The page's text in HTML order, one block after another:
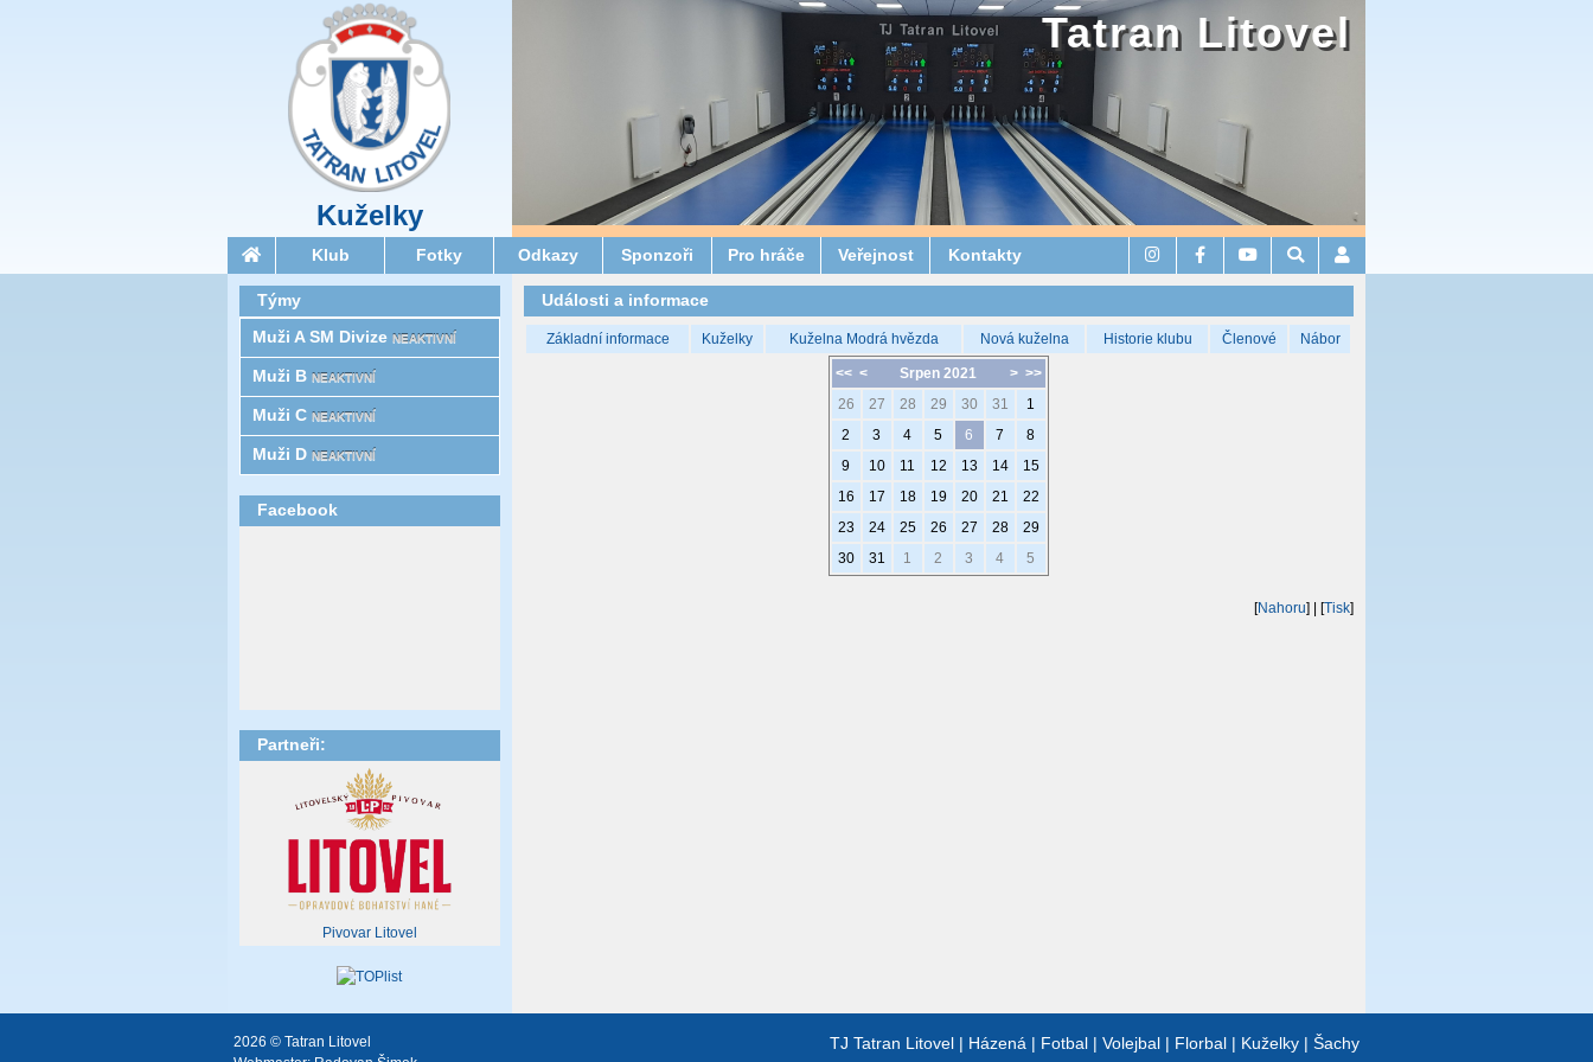
Kuželky
Tatran Litovel
Klub Fotky Odkazy Sponzoři Pro hráče Veřejnost Kontakty
Události a informace
Základní informace Kuželky Kuželna Modrá hvězda Nová kuželna Historie klubu Členové Nábor
<< < > >>
Srpen 2021
26
27 28 29 30 31
1
2
3 4 5 6 7
8
9
10 11 12 13 14
15
16
17 18 19 20 21
22
23
24 25 26 27 28
29
30
31 1 2 3 4 5
[Nahoru] | [Tisk]
Týmy
Muži A SM Divize NEAKTIVNÍ
Muži B NEAKTIVNÍ
Muži C NEAKTIVNÍ
Muži D NEAKTIVNÍ
Facebook
Partneři:
Pivovar Litovel
TJ Tatran Litovel | Házená | Fotbal | Volejbal | Florbal | Kuželky | Šachy
2026 © Tatran Litovel